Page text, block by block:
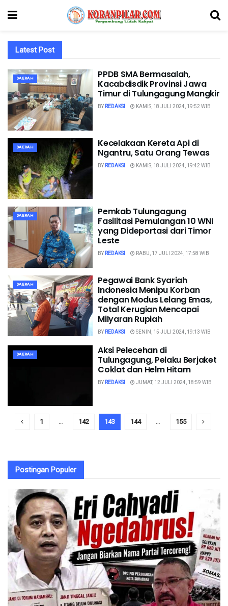
Latest Post
DAERAH
PPDB SMA Bermasalah,
Kacabdisdik Provinsi Jawa
Timur di Tulungagung Mangkir
BY REDAKSI KAMIS, 18 JULI 2024, 19:52 WIB
DAERAH
Kecelakaan Kereta Api di
Ngantru, Satu Orang Tewas
BY REDAKSI KAMIS, 18 JULI 2024, 19:42 WIB
DAERAH
Pemkab Tulungagung
Fasilitasi Pemulangan 10 WNI
yang Dideportasi dari Timor
Leste
BY REDAKSI RABU, 17 JULI 2024, 17:58 WIB
DAERAH
Pegawai Bank Syariah
Indonesia Menipu Korban
dengan Modus Lelang Emas,
Total Kerugian Mencapai
Milyaran Rupiah
BY REDAKSI SENIN, 15 JULI 2024, 19:13 WIB
DAERAH
Aksi Pelecehan di
Tulungagung, Pelaku Berjaket
Coklat dan Helm Hitam
BY REDAKSI JUMAT, 12 JULI 2024, 18:59 WIB
1 … 142 143 144 … 155
Postingan Populer